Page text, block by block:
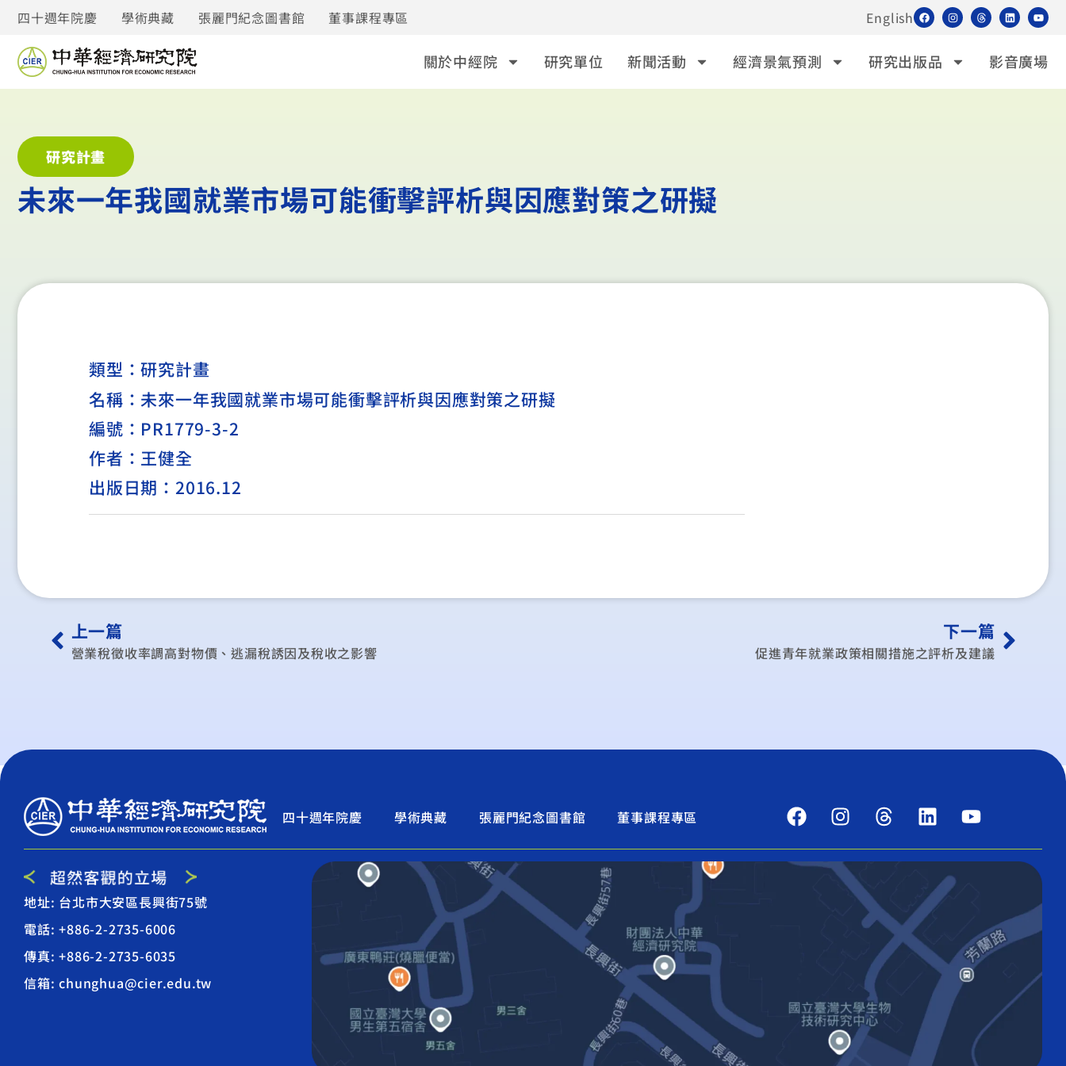
四十週年院慶 學術典藏 張麗門紀念圖書館 董事課程專區 English
關於中經院 研究單位 新聞活動 經濟景氣預測 研究出版品 影音廣場
研究計畫
未來一年我國就業市場可能衝擊評析與因應對策之研擬
類型：研究計畫
名稱：未來一年我國就業市場可能衝擊評析與因應對策之研擬
編號：PR1779-3-2
作者：王健全
出版日期：2016.12
上一篇
營業稅徵收率調高對物價、逃漏稅誘因及稅收之影響
下一篇
促進青年就業政策相關措施之評析及建議
四十週年院慶 學術典藏 張麗門紀念圖書館 董事課程專區
地址: 台北市大安區長興街75號
電話: +886-2-2735-6006
傳真: +886-2-2735-6035
信箱: chunghua@cier.edu.tw